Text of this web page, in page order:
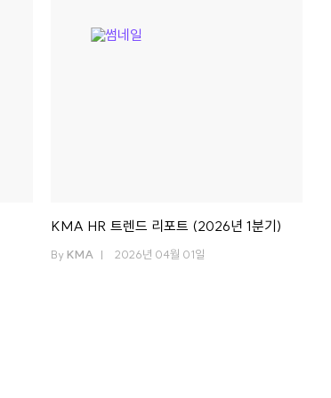
KMA HR 트렌드 리포트 (2026년 1분기)
By KMA 2026년 04월 01일